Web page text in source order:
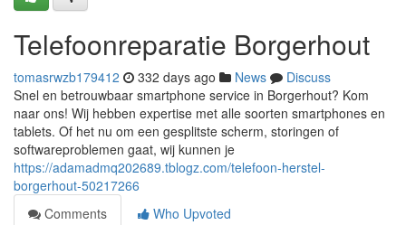
Telefoonreparatie Borgerhout
tomasrwzb179412 332 days ago News
Discuss
Snel en betrouwbaar smartphone service in Borgerhout? Kom
naar ons! Wij hebben expertise met alle soorten smartphones en
tablets. Of het nu om een gesplitste scherm, storingen of
softwareproblemen gaat, wij kunnen je
https://adamadmq202689.tblogz.com/telefoon-herstel-
borgerhout-50217266
Comments
Who Upvoted